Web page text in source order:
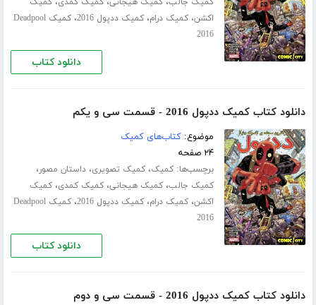
اکشن،کمیک درام،کمیک ددپول 2016 ،
کمیک Deadpool
2016
دانلود کتاب
دانلود کتاب کمیک ددپول 2016 - قسمت سی‌ و یکم
موضوع:کتاب‌های کمیک
۲۴ صفحه
برچسب‌ها:کمیک،کمیک تصویری،داستان مصور،
کمیک جالب،کمیک هیجانی،کمیک کمدی،کمیک
اکشن،کمیک درام،کمیک ددپول 2016 ،
کمیک Deadpool
2016
دانلود کتاب
دانلود کتاب کمیک ددپول 2016 - قسمت سی‌ و دوم